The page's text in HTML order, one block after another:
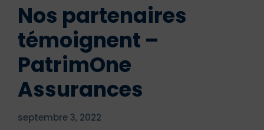
Nos partenaires
témoignent –
PatrimOne
Assurances
septembre 3, 2022